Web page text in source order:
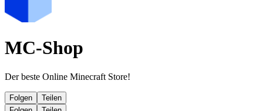
MC-Shop
Der beste Online Minecraft Store!
Folgen
Teilen